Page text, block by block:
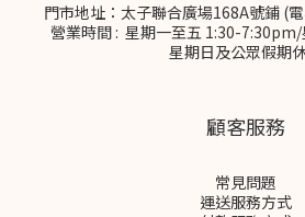
門市地址：太子聯合廣場168A號鋪 (
營業時間 : 星期一至五 1:30-
星期日及公眾假期
顧客服務
常見問題
運送服務方式